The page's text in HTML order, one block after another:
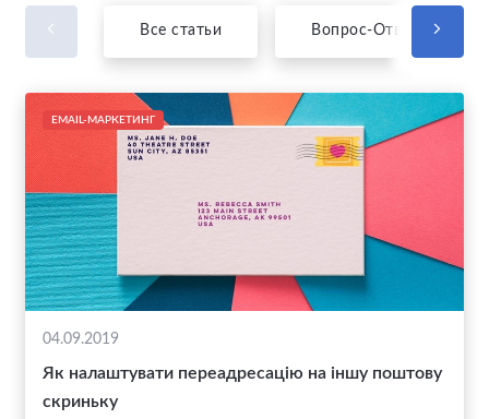
Все статьи Вопрос-Ответ
EMAIL-МАРКЕТИНГ
04.09.2019
Як налаштувати переадресацію на іншу поштову
скриньку